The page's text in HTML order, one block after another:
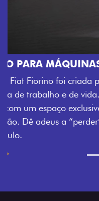
CHAVE COM
Agora, a chave da
veículo também à
fechadura. São
mais fluidez para o
Previous